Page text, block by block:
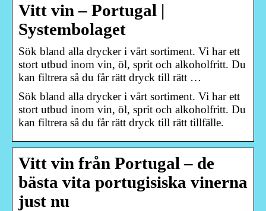
Vitt vin – Portugal |
Systembolaget
Sök bland alla drycker i vårt sortiment. Vi har ett
stort utbud inom vin, öl, sprit och alkoholfritt. Du
kan filtrera så du får rätt dryck till rätt …
Sök bland alla drycker i vårt sortiment. Vi har ett
stort utbud inom vin, öl, sprit och alkoholfritt. Du
kan filtrera så du får rätt dryck till rätt tillfälle.
Vitt vin från Portugal – de
bästa vita portugisiska vinerna
just nu